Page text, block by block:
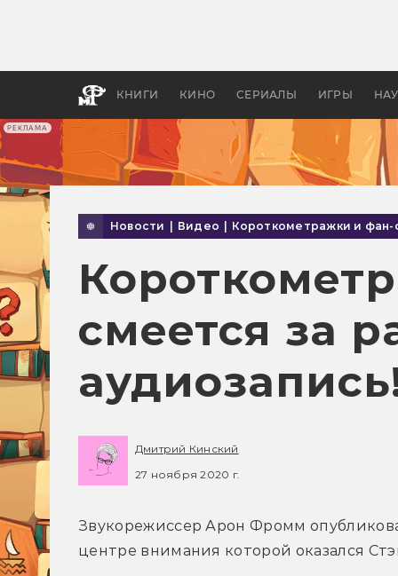
РЕКЛАМА
КНИГИ КИНО СЕРИАЛЫ ИГРЫ
бы
Новости Видео Короткометражки и
смеется за
Дмитрий Кинский
27 ноября 2020 г.
Звукорежиссер Арон Фромм
центре внимания которой оказался